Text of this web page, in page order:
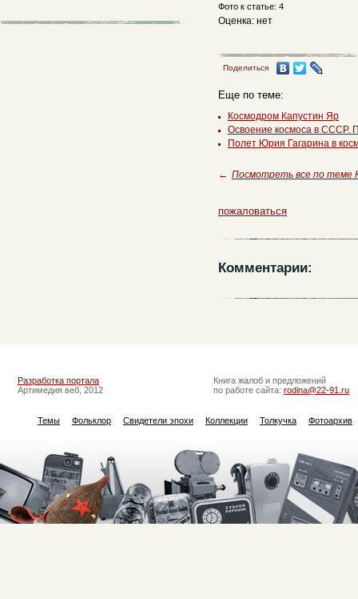
Фото к статье: 4
Оценка: нет
Поделиться
Еще по теме:
Космодром Капустин Яр
Освоение космоса в СССР.
Полет Юрия Гагарина в
← Посмотреть все по теме
пожаловаться
Комментарии:
Разработка портала
Артимедия веб, 2012
Книга жалоб и предложений
по работе сайта: rodina@22-91.ru
Темы Фольклор Свидетели эпохи Коллекции Толкучка Фотоархив